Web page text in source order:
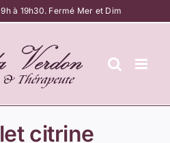
à 19h30. Fermé Mer et Dim
citrine